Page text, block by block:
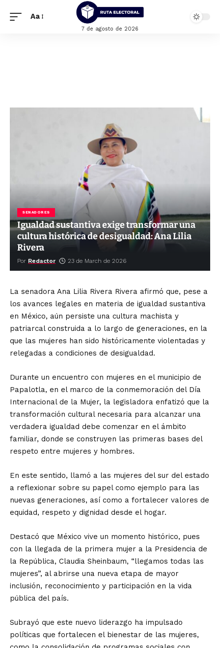
Aa
7 de agosto de 2026
SENADORES
Igualdad sustantiva exige transformar una
cultura histórica de desigualdad: Ana Lilia
Rivera
Por Redactor 23 de March de 2026
La senadora Ana Lilia Rivera Rivera afirmó que, pese a
los avances legales en materia de igualdad sustantiva
en México, aún persiste una cultura machista y
patriarcal construida a lo largo de generaciones, en la
que las mujeres han sido históricamente violentadas y
relegadas a condiciones de desigualdad.
Durante un encuentro con mujeres en el municipio de
Papalotla, en el marco de la conmemoración del Día
Internacional de la Mujer, la legisladora enfatizó que la
transformación cultural necesaria para alcanzar una
verdadera igualdad debe comenzar en el ámbito
familiar, donde se construyen las primeras bases del
respeto entre mujeres y hombres.
En este sentido, llamó a las mujeres del sur del estado
a reflexionar sobre su papel como ejemplo para las
nuevas generaciones, así como a fortalecer valores de
equidad, respeto y dignidad desde el hogar.
Destacó que México vive un momento histórico, pues
con la llegada de la primera mujer a la Presidencia de
la República, Claudia Sheinbaum, “llegamos todas las
mujeres”, al abrirse una nueva etapa de mayor
inclusión, reconocimiento y participación en la vida
pública del país.
Subrayó que este nuevo liderazgo ha impulsado
políticas que fortalecen el bienestar de las mujeres,